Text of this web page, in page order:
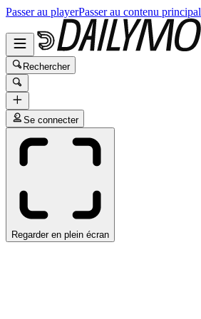
Passer au playerPasser au contenu principal
Rechercher
Se connecter
Regarder en plein écran